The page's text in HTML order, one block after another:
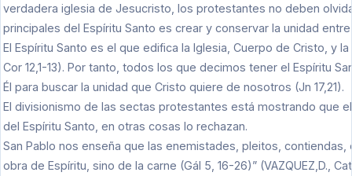
verdadera iglesia de Jesucristo, los protestantes no deben
principales del Espíritu Santo es crear y conservar la unidad
El Espíritu Santo es el que edifica la Iglesia, Cuerpo de Cristo, y la
Cor 12,1-13). Por tanto, todos los que decimos tener el Espíritu
Él para buscar la unidad que Cristo quiere de nosotros (Jn 17,21).
El divisionismo de las sectas protestantes está mostrando que
del Espíritu Santo, en otras cosas lo rechazan.
San Pablo nos enseña que las enemistades, pleitos,
obra de Espíritu, sino de la carne (Gál 5, 16-26)” (VAZQUEZ,D.,